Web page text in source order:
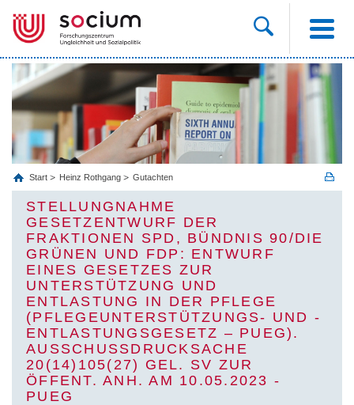
Start Heinz Rothgang Gutachten
STELLUNGNAHME
GESETZENTWURF DER
FRAKTIONEN SPD, BÜNDNIS 90/DIE
GRÜNEN UND FDP: ENTWURF
EINES GESETZES ZUR
UNTERSTÜTZUNG UND
ENTLASTUNG IN DER PFLEGE
(PFLEGEUNTERSTÜTZUNGS- UND -
ENTLASTUNGSGESETZ – PUEG).
AUSSCHUSSDRUCKSACHE
20(14)105(27) GEL. SV ZUR
ÖFFENT. ANH. AM 10.05.2023 -
PUEG